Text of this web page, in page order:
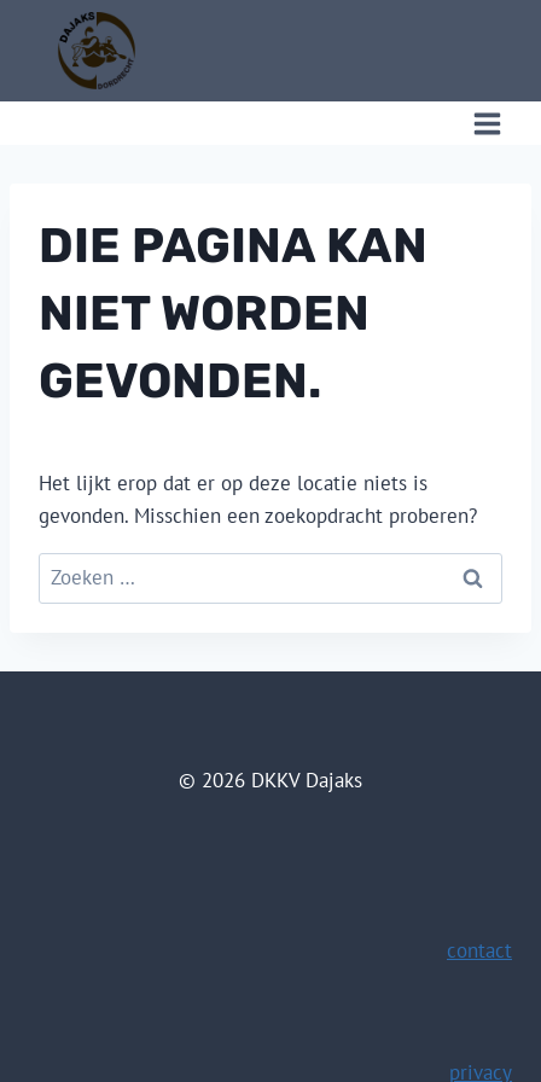
Doorgaan
DIE PAGINA KAN
NIET WORDEN
GEVONDEN.
Het lijkt erop dat er op deze locatie niets is
gevonden. Misschien een zoekopdracht proberen?
Zoeken
naar:
© 2026 DKKV Dajaks
contact
privacy